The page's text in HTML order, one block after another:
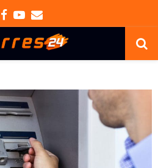
Facebook
Youtube
Email